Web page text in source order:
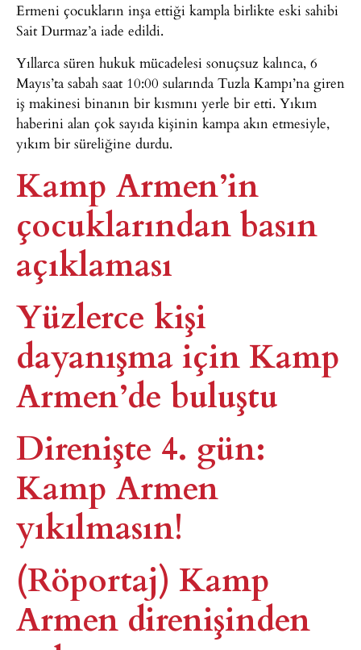
Ermeni çocukların inşa ettiği kampla birlikte eski sahibi
Sait Durmaz’a iade edildi.
Yıllarca süren hukuk mücadelesi sonuçsuz kalınca, 6
Mayıs’ta sabah saat 10:00 sularında Tuzla Kampı’na giren
iş makinesi binanın bir kısmını yerle bir etti. Yıkım
haberini alan çok sayıda kişinin kampa akın etmesiyle,
yıkım bir süreliğine durdu.
Kamp Armen’in
çocuklarından basın
açıklaması
Yüzlerce kişi
dayanışma için Kamp
Armen’de buluştu
Direnişte 4. gün:
Kamp Armen
yıkılmasın!
(Röportaj) Kamp
Armen direnişinden